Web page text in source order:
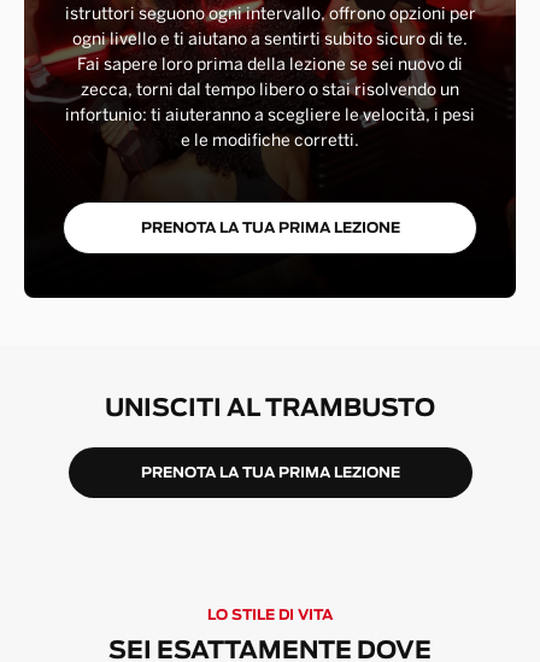
istruttori seguono ogni intervallo, offrono opzioni per
ogni livello e ti aiutano a sentirti subito sicuro di te.
Fai sapere loro prima della lezione se sei nuovo di
zecca, torni dal tempo libero o stai risolvendo un
infortunio: ti aiuteranno a scegliere le velocità, i pesi
e le modifiche corretti.
PRENOTA LA TUA PRIMA LEZIONE
UNISCITI AL TRAMBUSTO
PRENOTA LA TUA PRIMA LEZIONE
LO STILE DI VITA
SEI ESATTAMENTE DOVE